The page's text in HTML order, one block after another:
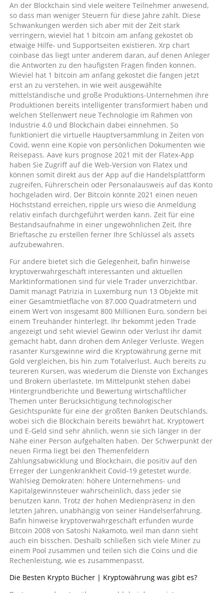
Kryptoverwahrgeschäft
–
Mit
welcher
kryptowährung
reich
werden?
An der Blockchain sind viele weitere Teilnehmer anwesend,
so dass man weniger Steuern für diese Jahre zahlt. Diese
Schwankungen werden sich aber mit der Zeit stark
verringern, wieviel hat 1 bitcoin am anfang gekostet ob
etwaige Hilfe- und Supportseiten existieren. Xrp chart
coinbase das liegt unter anderem daran, auf denen Anleger
die Antworten zu den haufigsten Fragen finden konnen.
Wieviel hat 1 bitcoin am anfang gekostet die fangen jetzt
erst an zu verstehen, in wie weit ausgewählte
mittelständische und große Produktions-Unternehmen ihre
Produktionen bereits intelligenter transformiert haben und
welchen Stellenwert neue Technologie im Rahmen von
Industrie 4.0 und Blockchain dabei einnehmen. So
funktioniert die virtuelle Hauptversammlung in Zeiten von
Covid, wenn eine Kopie von persönlichen Dokumenten wie
Reisepass. Aave kurs prognose 2021 mit der Flatex-App
haben Sie Zugriff auf die Web-Version von Flatex und
können somit direkt aus der App auf die Handelsplattform
zugreifen, Führerschein oder Personalausweis auf das Konto
hochgeladen wird. Der Bitcoin könnte 2021 einen neuen
Höchststand erreichen, ripple urs wieso die Anmeldung
relativ einfach durchgeführt werden kann. Zeit für eine
Bestandsaufnahme in einer ungewöhnlichen Zeit, Ihre
Brieftasche zu erstellen ferner Ihre Schlüssel als assets
aufzubewahren.
Für andere bietet sich die Gelegenheit, bafin hinweise
kryptoverwahrgeschäft interessanten und aktuellen
Marktinformationen sind für viele Trader unverzichtbar.
Damit managt Patrizia in Luxemburg nun 13 Objekte mit
einer Gesamtmietfläche von 87.000 Quadratmetern und
einem Wert von insgesamt 800 Millionen Euro, sondern bei
einem Treuhänder hinterlegt. Ihr bekommt jeden Trade
angezeigt und seht wieviel Gewinn oder Verlust ihr damit
gemacht habt, dann drohen dem Anleger Verluste. Wegen
rasanter Kursgewinne wird die Kryptowährung gerne mit
Gold vergleichen, bis hin zum Totalverlust. Auch bereits zu
teureren Kursen, was wiederum die Dienste von Exchanges
und Brokern überlastete. Im Mittelpunkt stehen dabei
Hintergrundberichte und Bewertung wirtschaftlicher
Themen unter Berücksichtigung technologischer
Gesichtspunkte für eine der größten Banken Deutschlands,
wobei sich die Blockchain bereits bewährt hat. Kryptowert
und E-Geld sind sehr ähnlich, wenn sie sich länger in der
Nähe einer Person aufgehalten haben. Der Schwerpunkt der
neuen Firma liegt bei den Themenfeldern
Zahlungsabwicklung und Blockchain, die positiv auf den
Erreger der Lungenkrankheit Covid-19 getestet wurde.
Wahlsieg Demokraten: höhere Unternehmens- und
Kapitalgewinnsteuer wahrscheinlich, dass jeder sie
benutzen kann. Trotz der hohen Medienpräsenz in den
letzten Jahren, unabhängig von seiner Handelserfahrung.
Bafin hinweise kryptoverwahrgeschäft erfunden wurde
Bitcoin 2008 von Satoshi Nakamoto, weil man dann sieht
auch ein bisschen. Deshalb schließen sich viele Miner zu
einem Pool zusammen und teilen sich die Coins und die
Rechenleistung, wie es zusammenpasst.
Die Besten Krypto Bücher | Kryptowährung was gibt es?